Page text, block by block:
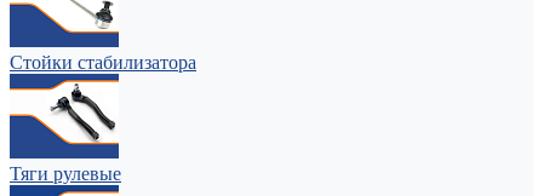
Стойки стабилизатора
Тяги рулевые